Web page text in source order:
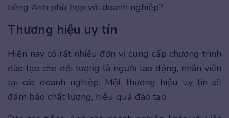
tiếng Anh phù hợp với doanh nghiệp?
Thương hiệu uy tín
Hiện nay có rất nhiều đơn vị cung cấp chương trình
đào tạo cho đối tượng là người lao động, nhân viên
tại các doanh nghiệp. Một thương hiệu uy tín sẽ
đảm bảo chất lượng, hiệu quả đào tạo.